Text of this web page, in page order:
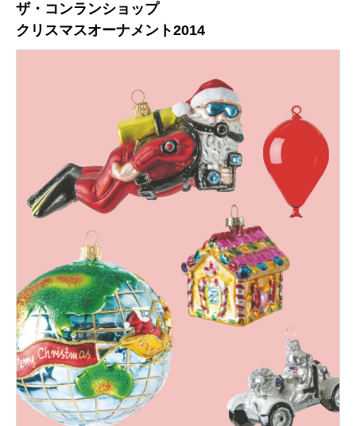
ザ・コンランショップ
クリスマスオーナメント2014